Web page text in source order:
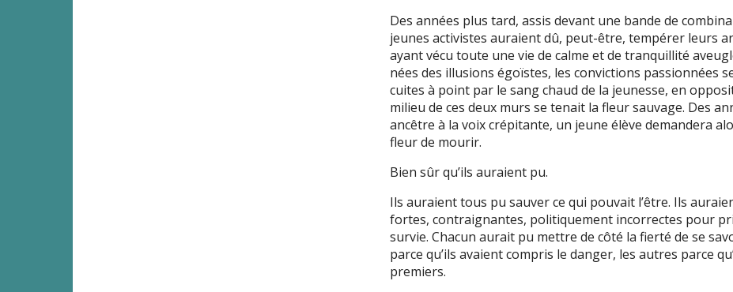
Des années plus tard, assis devant une bande de
jeunes activistes auraient dû, peut-être, tempérer leurs
ayant vécu toute une vie de calme et de tranquillité
nées des illusions égoïstes, les convictions passionnées
cuites à point par le sang chaud de la jeunesse, en
milieu de ces deux murs se tenait la fleur sauvage. Des
ancêtre à la voix crépitante, un jeune élève demandera
fleur de mourir.
Bien sûr qu’ils auraient pu.
Ils auraient tous pu sauver ce qui pouvait l’être. Ils
fortes, contraignantes, politiquement incorrectes pour
survie. Chacun aurait pu mettre de côté la fierté de se
parce qu’ils avaient compris le danger, les autres parce
premiers.